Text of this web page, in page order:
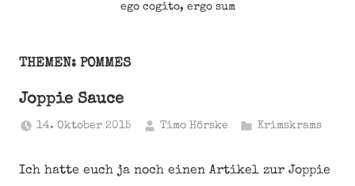
ego cogito, ergo sum
THEMEN: POMMES
Joppie Sauce
14. Oktober 2015 Timo Hörske Krimskrams
Ich hatte euch ja noch einen Artikel zur Joppie